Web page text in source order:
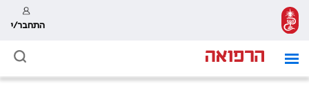
התחבר/י